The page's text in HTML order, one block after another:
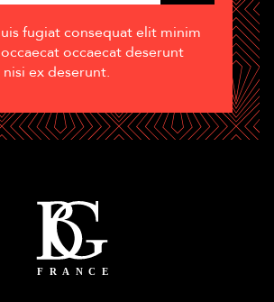
fugiat consequat elit minim
occaecat deserunt
ex deserunt.